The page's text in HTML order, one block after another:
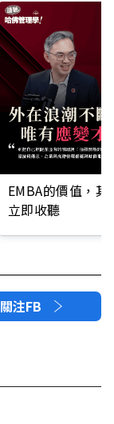
EMBA的價值，
立即收聽
關注FB